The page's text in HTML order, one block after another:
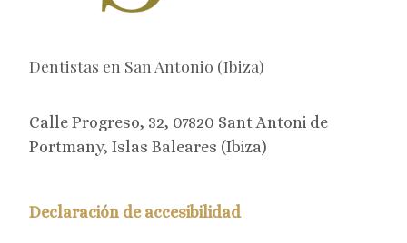
Dentistas en San Antonio (Ibiza)
Calle Progreso, 32, 07820 Sant Antoni de
Portmany, Islas Baleares (Ibiza)
Declaración de accesibilidad